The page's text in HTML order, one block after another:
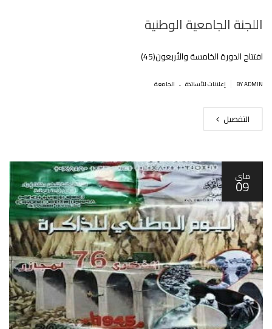
اللجنة الجامعية الوطنية‎
افتتاح الدورة الخامسة والأربعون(45)
BY ADMIN إعلانات للأساتذة . الجامعة
التفصيل
ماي
09